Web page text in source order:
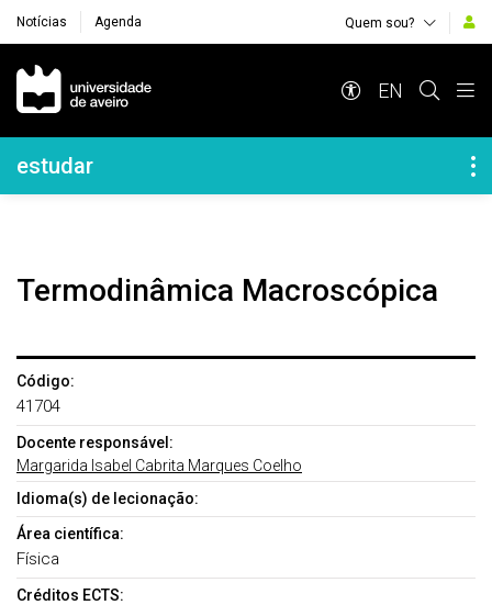
Notícias Agenda Quem sou?
Navegação Principal
EN
Navegação Lateral
estudar
Termodinâmica Macroscópica
Código:
41704
Docente responsável:
Margarida Isabel Cabrita Marques Coelho
Idioma(s) de lecionação:
Área científica:
Física
Créditos ECTS: